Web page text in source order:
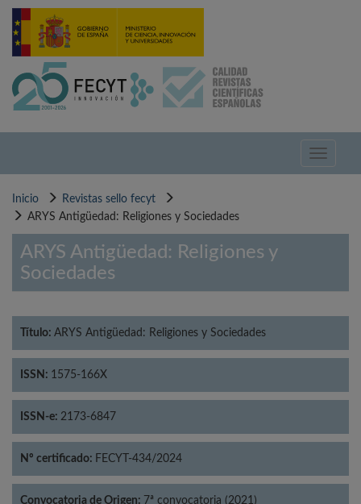
Pasar
contenido
Toggle
Inicio
Revistas sello fecyt
ARYS Antigüedad: Religiones y Sociedades
ARYS Antigüedad: Religiones y
Sociedades
Título: ARYS Antigüedad: Religiones y Sociedades
ISSN: 1575-166X
ISSN-e: 2173-6847
Nº certificado: FECYT-434/2024
Convocatoria de Origen: 7ª convocatoria (2021)